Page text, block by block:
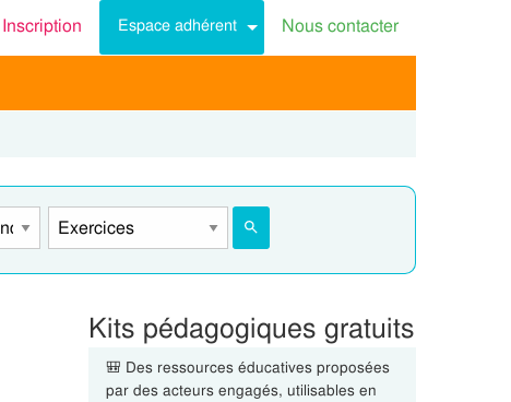
Inscription Espace adhérent Nous contacter
Kits pédagogiques gratuits
🎒 Des ressources éducatives proposées
par des acteurs engagés, utilisables en